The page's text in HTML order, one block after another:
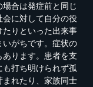
合は発症前と同じ
に対して自分の役
りといった出来事
がちです。症状の
ります。患者を支
打ち明けられず孤
れたり、家族同士